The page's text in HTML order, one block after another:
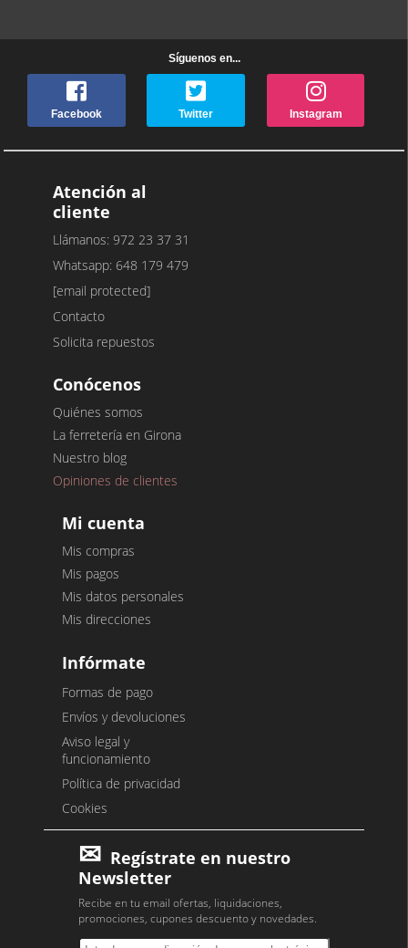
Síguenos en...
Facebook Twitter Instagram
Atención al
cliente
Llámanos: 972 23 37 31
Whatsapp: 648 179 479
[email protected]
Contacto
Solicita repuestos
Conócenos
Quiénes somos
La ferretería en Girona
Nuestro blog
Opiniones de clientes
Mi cuenta
Mis compras
Mis pagos
Mis datos personales
Mis direcciones
Infórmate
Formas de pago
Envíos y devoluciones
Aviso legal y
funcionamiento
Política de privacidad
Cookies
Regístrate en nuestro
Newsletter
Recibe en tu email ofertas, liquidaciones,
promociones, cupones descuento y novedades.